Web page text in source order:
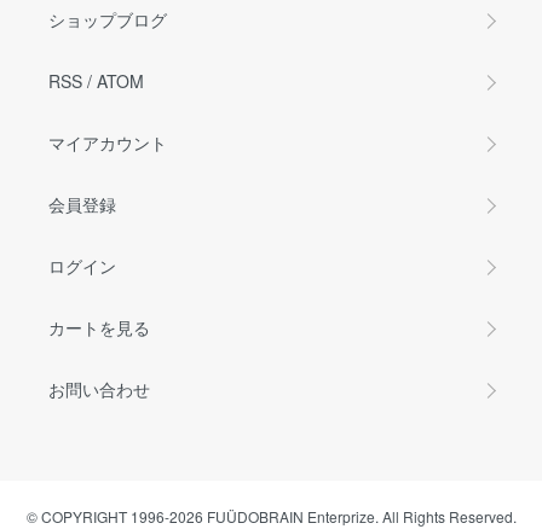
ショップブログ
RSS / ATOM
マイアカウント
会員登録
ログイン
カートを見る
お問い合わせ
© COPYRIGHT 1996-2026 FUÜDOBRAIN Enterprize. All Rights Reserved.